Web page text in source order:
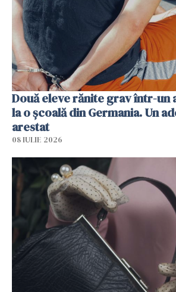
Două eleve rănite grav într-un
la o școală din Germania. Un
arestat
08 IULIE 2026